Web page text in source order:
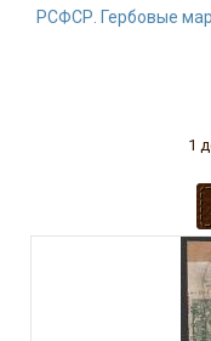
РСФСР. Гербовые
1